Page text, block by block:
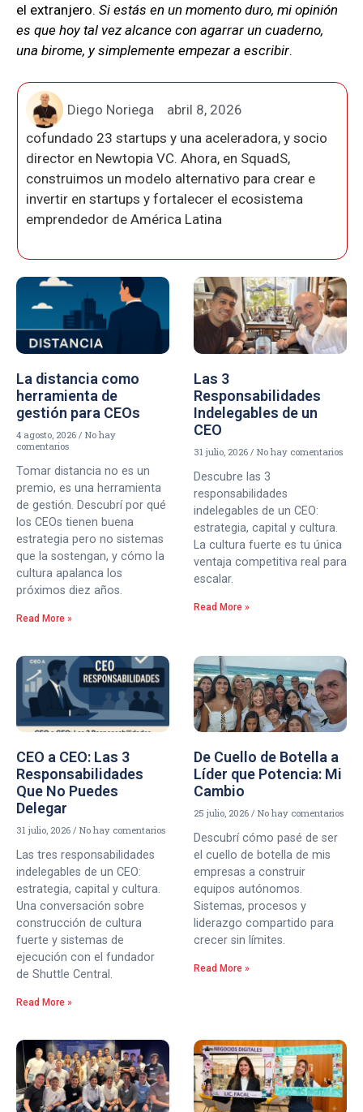
el extranjero. Si estás en un momento duro, mi opinión
es que hoy tal vez alcance con agarrar un cuaderno,
una birome, y simplemente empezar a escribir.
Diego Noriega
abril 8, 2026
cofundado 23 startups y una aceleradora, y socio
director en Newtopia VC. Ahora, en SquadS,
construimos un modelo alternativo para crear e
invertir en startups y fortalecer el ecosistema
emprendedor de América Latina
La distancia como
herramienta de
gestión para CEOs
4 agosto, 2026
No hay
comentarios
Tomar distancia no es un
premio, es una herramienta
de gestión. Descubrí por qué
los CEOs tienen buena
estrategia pero no sistemas
que la sostengan, y cómo la
cultura apalanca los
próximos diez años.
Read More »
Las 3
Responsabilidades
Indelegables de un
CEO
31 julio, 2026 No hay comentarios
Descubre las 3
responsabilidades
indelegables de un CEO:
estrategia, capital y cultura.
La cultura fuerte es tu única
ventaja competitiva real para
escalar.
Read More »
CEO a CEO: Las 3
Responsabilidades
Que No Puedes
Delegar
31 julio, 2026 No hay comentarios
Las tres responsabilidades
indelegables de un CEO:
estrategia, capital y cultura.
Una conversación sobre
construcción de cultura
fuerte y sistemas de
ejecución con el fundador
de Shuttle Central.
Read More »
De Cuello de Botella a
Líder que Potencia: Mi
Cambio
25 julio, 2026 No hay comentarios
Descubrí cómo pasé de ser
el cuello de botella de mis
empresas a construir
equipos autónomos.
Sistemas, procesos y
liderazgo compartido para
crecer sin límites.
Read More »